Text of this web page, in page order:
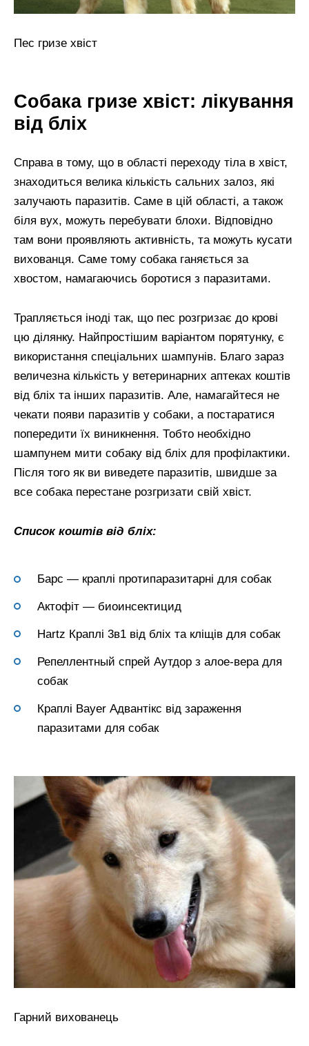
Пес гризе хвіст
Собака гризе хвіст: лікування
від бліх
Справа в тому, що в області переходу тіла в хвіст,
знаходиться велика кількість сальних залоз, які
залучають паразитів. Саме в цій області, а також
біля вух, можуть перебувати блохи. Відповідно
там вони проявляють активність, та можуть кусати
вихованця. Саме тому собака ганяється за
хвостом, намагаючись боротися з паразитами.
Трапляється іноді так, що пес розгризає до крові
цю ділянку. Найпростішим варіантом порятунку, є
використання спеціальних шампунів. Благо зараз
величезна кількість у ветеринарних аптеках коштів
від бліх та інших паразитів. Але, намагайтеся не
чекати появи паразитів у собаки, а постаратися
попередити їх виникнення. Тобто необхідно
шампунем мити собаку від бліх для профілактики.
Після того як ви виведете паразитів, швидше за
все собака перестане розгризати свій хвіст.
Список коштів від бліх:
Барс — краплі протипаразитарні для собак
Актофіт — биоинсектицид
Hartz Краплі 3в1 від бліх та кліщів для собак
Репеллентный спрей Аутдор з алое-вера для
собак
Краплі Bayer Адвантікс від зараження
паразитами для собак
Гарний вихованець